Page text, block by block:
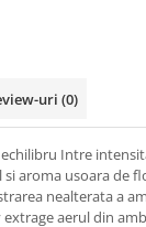
uri (0)
Intre
aroma usoara de
nealterata a
aerul din